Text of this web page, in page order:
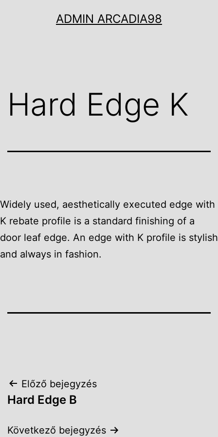
ADMIN ARCADIA98
Hard Edge K
Widely used, aesthetically executed edge with
K rebate profile is a standard finishing of a
door leaf edge. An edge with K profile is stylish
and always in fashion.
Bejegyzés
navigáció
Előző bejegyzés
Hard Edge B
Következő bejegyzés